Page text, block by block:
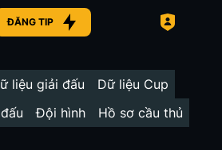
ĐĂNG TIP
liệu giải đấu
Dữ liệu Cup
Đội hình
Hồ sơ cầu thủ